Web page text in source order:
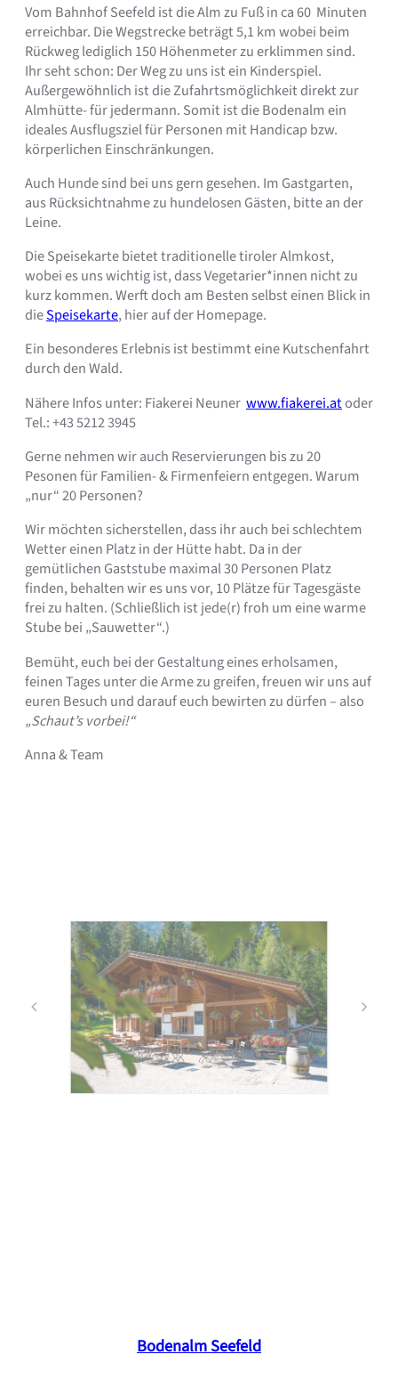
Vom Bahnhof Seefeld ist die Alm zu Fuß in ca 60 Minuten
erreichbar. Die Wegstrecke beträgt 5,1 km wobei beim
Rückweg lediglich 150 Höhenmeter zu erklimmen sind.
Ihr seht schon: Der Weg zu uns ist ein Kinderspiel.
Außergewöhnlich ist die Zufahrtsmöglichkeit direkt zur
Almhütte- für jedermann. Somit ist die Bodenalm ein
ideales Ausflugsziel für Personen mit Handicap bzw.
körperlichen Einschränkungen.
Auch Hunde sind bei uns gern gesehen. Im Gastgarten,
aus Rücksichtnahme zu hundelosen Gästen, bitte an der
Leine.
Die Speisekarte bietet traditionelle tiroler Almkost,
wobei es uns wichtig ist, dass Vegetarier*innen nicht zu
kurz kommen. Werft doch am Besten selbst einen Blick in
dieSpeisekarte, hier auf der Homepage.
Ein besonderes Erlebnis ist bestimmt eine Kutschenfahrt
durch den Wald.
Nähere Infos unter: Fiakerei Neuner www.fiakerei.atoder
Tel.: +43 5212 3945
Gerne nehmen wir auch Reservierungen bis zu 20
Pesonen für Familien- & Firmenfeiern entgegen. Warum
„nur“ 20 Personen?
Wir möchten sicherstellen, dass ihr auch bei schlechtem
Wetter einen Platz in der Hütte habt. Da in der
gemütlichen Gaststube maximal 30 Personen Platz
finden, behalten wir es uns vor, 10 Plätze für Tagesgäste
frei zu halten. (Schließlich ist jede(r) froh um eine warme
Stube bei „Sauwetter“.)
Bemüht, euch bei der Gestaltung eines erholsamen,
feinen Tages unter die Arme zu greifen, freuen wir uns auf
euren Besuch und darauf euch bewirten zu dürfen – also
„Schaut’s vorbei!“
Anna & Team
Bodenalm Seefeld